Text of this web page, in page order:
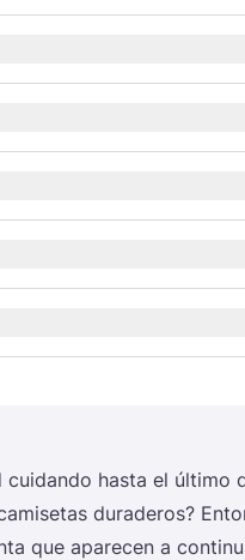
has­ta el últi­mo
dura­de­ros?
que apa­re­cen a